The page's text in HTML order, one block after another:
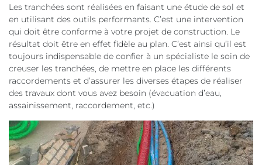
Les tranchées sont réalisées en faisant une étude de sol et
en utilisant des outils performants. C’est une intervention
qui doit être conforme à votre projet de construction. Le
résultat doit être en effet fidèle au plan. C’est ainsi qu’il est
toujours indispensable de confier à un spécialiste le soin de
creuser les tranchées, de mettre en place les différents
raccordements et d’assurer les diverses étapes de réaliser
des travaux dont vous avez besoin (évacuation d’eau,
assainissement, raccordement, etc.)